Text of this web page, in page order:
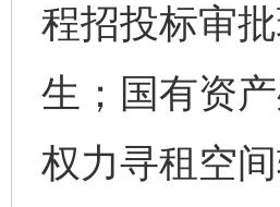
程招投标审
生；国有资
权力寻租空间